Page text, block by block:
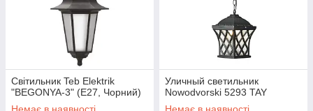
Світильник Teb Elektrik
"BEGONYA-3" (Е27, Чорний)
Уличный светильник
Nowodvorski 5293 TAY